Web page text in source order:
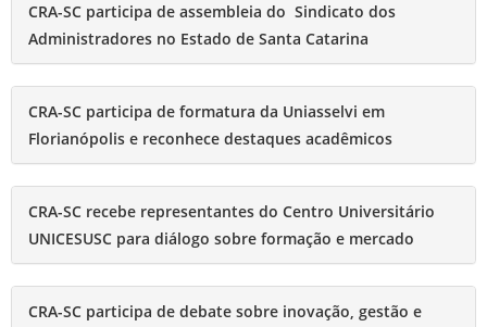
CRA-SC participa de assembleia do Sindicato dos
Administradores no Estado de Santa Catarina
CRA-SC participa de formatura da Uniasselvi em
Florianópolis e reconhece destaques acadêmicos
CRA-SC recebe representantes do Centro Universitário
UNICESUSC para diálogo sobre formação e mercado
CRA-SC participa de debate sobre inovação, gestão e